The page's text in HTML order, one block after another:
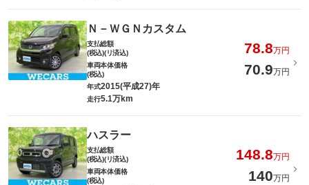
Ｎ－ＷＧＮカスタム
支払総額
(税込)(リ済込)
78.8万円
車両本体価格
(税込)
70.9万円
年式2015(平成27)年
走行5.1万km
ハスラー
支払総額
(税込)(リ済込)
148.8万円
車両本体価格
(税込)
140万円